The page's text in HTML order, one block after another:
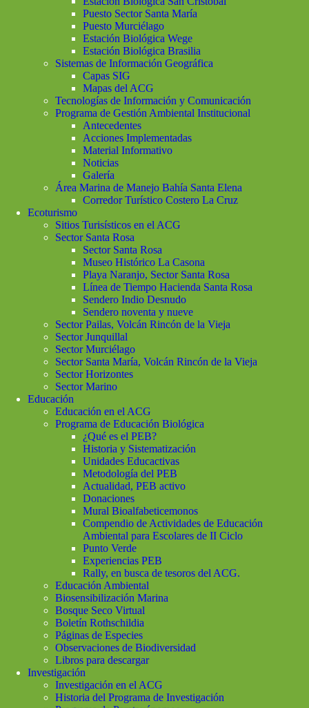
Puesto Sector Santa María
Puesto Murciélago
Estación Biológica Wege
Estación Biológica Brasilia
Sistemas de Información Geográfica
Capas SIG
Mapas del ACG
Tecnologías de Información y Comunicación
Programa de Gestión Ambiental Institucional
Antecedentes
Acciones Implementadas
Material Informativo
Noticias
Galería
Área Marina de Manejo Bahía Santa Elena
Corredor Turístico Costero La Cruz
Ecoturismo
Sitios Turisísticos en el ACG
Sector Santa Rosa
Sector Santa Rosa
Museo Histórico La Casona
Playa Naranjo, Sector Santa Rosa
Línea de Tiempo Hacienda Santa Rosa
Sendero Indio Desnudo
Sendero noventa y nueve
Sector Pailas, Volcán Rincón de la Vieja
Sector Junquillal
Sector Murciélago
Sector Santa María, Volcán Rincón de la Vieja
Sector Horizontes
Sector Marino
Educación
Educación en el ACG
Programa de Educación Biológica
¿Qué es el PEB?
Historia y Sistematización
Unidades Educactivas
Metodología del PEB
Actualidad, PEB activo
Donaciones
Mural Bioalfabeticemonos
Compendio de Actividades de Educación
Ambiental para Escolares de II Ciclo
Punto Verde
Experiencias PEB
Rally, en busca de tesoros del ACG.
Educación Ambiental
Biosensibilización Marina
Bosque Seco Virtual
Boletín Rothschildia
Páginas de Especies
Observaciones de Biodiversidad
Libros para descargar
Investigación
Investigación en el ACG
Historia del Programa de Investigación